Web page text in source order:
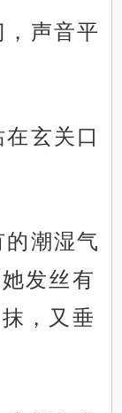
声音平
玄关口
潮湿气
发丝有
，又垂